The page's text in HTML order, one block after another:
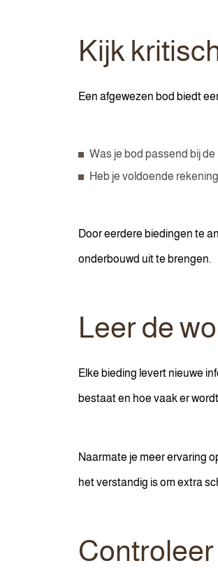
Kijk
Een afgewezen bod biedt
Was je bod passend bij
Heb je voldoende
Door eerdere biedingen te
onderbouwd uit te brengen.
Leer de
Elke bieding levert nieuwe
bestaat en hoe vaak er
Naarmate je meer ervaring
het verstandig is om extra